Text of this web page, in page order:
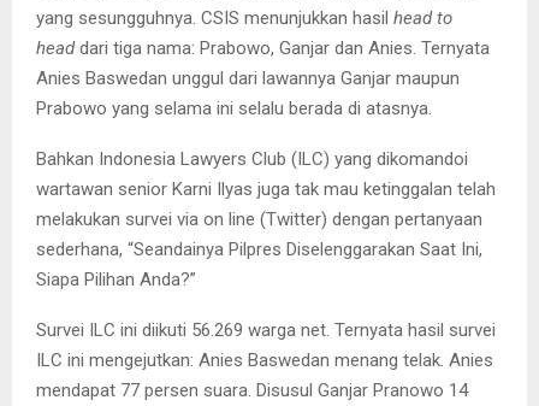
yang sesungguhnya. CSIS menunjukkan hasil head to
headdari tiga nama: Prabowo, Ganjar dan Anies. Ternyata
Anies Baswedan unggul dari lawannya Ganjar maupun
Prabowo yang selama ini selalu berada di atasnya.
Bahkan Indonesia Lawyers Club (ILC) yang dikomandoi
wartawan senior Karni Ilyas juga tak mau ketinggalan telah
melakukan survei via on line (Twitter) dengan pertanyaan
sederhana, “Seandainya Pilpres Diselenggarakan Saat Ini,
Siapa Pilihan Anda?”
Survei ILC ini diikuti 56.269 warga net. Ternyata hasil survei
ILC ini mengejutkan: Anies Baswedan menang telak. Anies
mendapat 77 persen suara. Disusul Ganjar Pranowo 14